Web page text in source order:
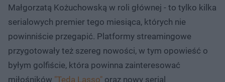
Małgorzatą Kożuchowską w roli głównej - to tylko kilka
serialowych premier tego miesiąca, których nie
powinniście przegapić. Platformy streamingowe
przygotowały też szereg nowości, w tym opowieść o
byłym golfiście, która powinna zainteresować
miłośników "Teda Lasso" oraz nowy serial